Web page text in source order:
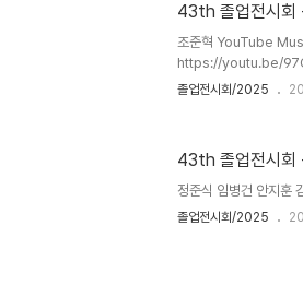
43th 졸업전시회
조준혁 YouTube
https://youtu.be/
KFChttps://
https://youtu.be/
https://youtu.be/
https://youtu.be/
졸업전시회/2025
43th 졸업전시회
정준식 임병건 안지훈
졸업전시회/2025